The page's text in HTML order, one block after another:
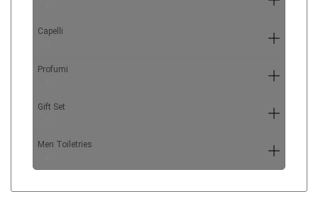
Capelli
Profumi
Gift Set
Men Toiletries